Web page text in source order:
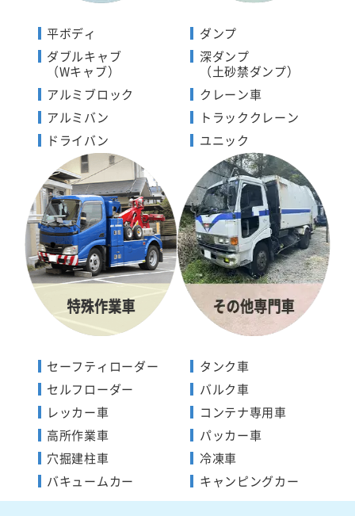
平ボディ
ダブルキャブ
（Wキャブ）
アルミブロック
アルミバン
ドライバン
ダンプ
深ダンプ
（土砂禁ダンプ）
クレーン車
トラッククレーン
ユニック
セーフティローダー
セルフローダー
レッカー車
高所作業車
穴掘建柱車
バキュームカー
タンク車
バルク車
コンテナ専用車
パッカー車
冷凍車
キャンピングカー